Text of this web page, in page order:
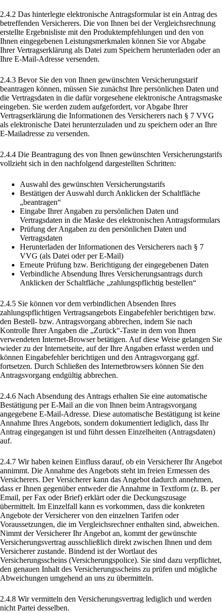
2.4.2 Das hinterlegte elektronische Antragsformular ist ein Antrag des
betreffenden Versicherers. Die von Ihnen bei der Vergleichsrechnung
erstellte Ergebnisliste mit den Produktempfehlungen und den von
Ihnen eingegebenen Leistungsmerkmalen können Sie vor Abgabe
Ihrer Vertragserklärung als Datei zum Speichern herunterladen oder an
Ihre E-Mail-Adresse versenden.
2.4.3 Bevor Sie den von Ihnen gewünschten Versicherungstarif
beantragen können, müssen Sie zunächst Ihre persönlichen Daten und
die Vertragsdaten in die dafür vorgesehene elektronische Antragsmaske
eingeben. Sie werden zudem aufgefordert, vor Abgabe Ihrer
Vertragserklärung die Informationen des Versicherers nach § 7 VVG
als elektronische Datei herunterzuladen und zu speichern oder an Ihre
E-Mailadresse zu versenden.
2.4.4 Die Beantragung des von Ihnen gewünschten Versicherungstarifs
vollzieht sich in den nachfolgend dargestellten Schritten:
Auswahl des gewünschten Versicherungstarifs
Bestätigen der Auswahl durch Anklicken der Schaltfläche
„beantragen“
Eingabe Ihrer Angaben zu persönlichen Daten und
Vertragsdaten in die Maske des elektronischen Antragsformulars
Prüfung der Angaben zu den persönlichen Daten und
Vertragsdaten
Herunterladen der Informationen des Versicherers nach § 7
VVG (als Datei oder per E-Mail)
Erneute Prüfung bzw. Berichtigung der eingegebenen Daten
Verbindliche Absendung Ihres Versicherungsantrags durch
Anklicken der Schaltfläche „zahlungspflichtig bestellen“
2.4.5 Sie können vor dem verbindlichen Absenden Ihres
zahlungspflichtigen Vertragsangebots Eingabefehler berichtigen bzw.
den Bestell- bzw. Antragsvorgang abbrechen, indem Sie nach
Kontrolle Ihrer Angaben die „Zurück“-Taste in dem von Ihnen
verwendeten Internet-Browser betätigen. Auf diese Weise gelangen Sie
wieder zu der Internetseite, auf der Ihre Angaben erfasst werden und
können Eingabefehler berichtigen und den Antragsvorgang ggf.
fortsetzen. Durch Schließen des Internetbrowsers können Sie den
Antragsvorgang endgültig abbrechen.
2.4.6 Nach Absendung des Antrags erhalten Sie eine automatische
Bestätigung per E-Mail an die von Ihnen beim Antragsvorgang
angegebene E-Mail-Adresse. Diese automatische Bestätigung ist keine
Annahme Ihres Angebots, sondern dokumentiert lediglich, dass Ihr
Antrag eingegangen ist und führt dessen Einzelheiten (Antragsdaten)
auf.
2.4.7 Wir haben keinen Einfluss darauf, ob ein Versicherer Ihr Angebot
annimmt. Die Annahme des Angebots steht im freien Ermessen des
Versicherers. Der Versicherer kann das Angebot dadurch annehmen,
dass er Ihnen gegenüber entweder die Annahme in Textform (z. B. per
Email, per Fax oder Brief) erklärt oder die Deckungszusage
übermittelt. Im Einzelfall kann es vorkommen, dass die konkreten
Angebote der Versicherer von den einzelnen Tarifen oder
Voraussetzungen, die im Vergleichsrechner enthalten sind, abweichen.
Nimmt der Versicherer Ihr Angebot an, kommt der gewünschte
Versicherungsvertrag ausschließlich direkt zwischen Ihnen und dem
Versicherer zustande. Bindend ist der Wortlaut des
Versicherungsscheins (Versicherungspolice). Sie sind dazu verpflichtet,
den genauen Inhalt des Versicherungsscheins zu prüfen und mögliche
Abweichungen umgehend an uns zu übermitteln.
2.4.8 Wir vermitteln den Versicherungsvertrag lediglich und werden
nicht Partei desselben.